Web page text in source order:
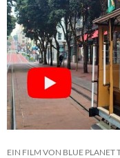
EIN FILM VON BLUE PLANET